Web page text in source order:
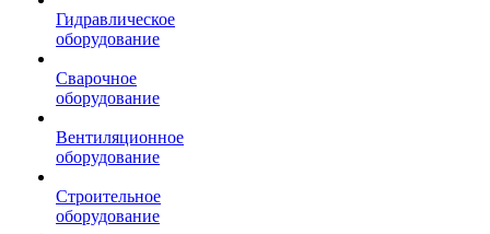
Гидравлическое
оборудование
Сварочное
оборудование
Вентиляционное
оборудование
Строительное
оборудование